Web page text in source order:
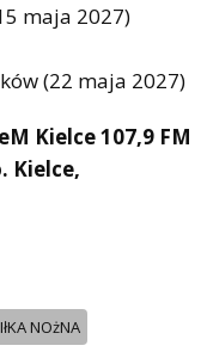
maja 2027)
(22 maja 2027)
Kielce 107,9 FM
Kielce,
NOżNA